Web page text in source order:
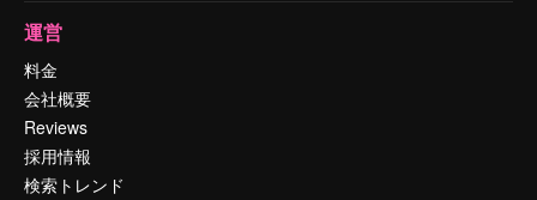
運営
料金
会社概要
Reviews
採用情報
検索トレンド